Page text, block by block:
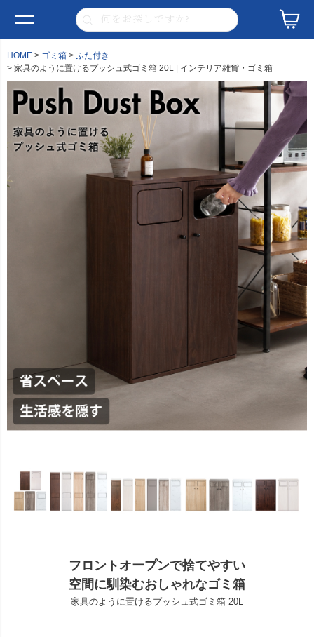
HOME ゴミ箱
ふた付き
家具のように置けるプッシュ式ゴミ箱 20L | インテリア雑貨・ゴミ箱
フロントオープンで捨てやすい
空間に馴染むおしゃれなゴミ箱
家具のように置けるプッシュ式ゴミ箱 20L